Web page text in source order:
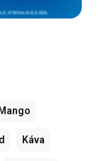
Mango
Káva